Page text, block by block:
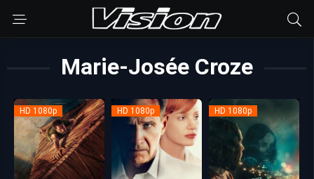
Marie-Josée Croze
HD 1080p HD 1080p HD 1080p